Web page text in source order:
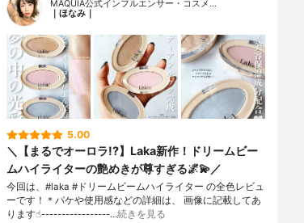
MAQUIA公式インフルエンサー・コスメ…
｜ほなみ｜
5.00
＼【まるでオーロラ!?】Laka新作！ドリームビー
ムハイライターの艶めきが尊すぎる🌌💫／
今回は、#laka #ドリームビームハイライター の全色レビュ
ーです！＊パケや使用感などの詳細は、 画像に記載してあ
ります☝︎-----------------…続きを見る